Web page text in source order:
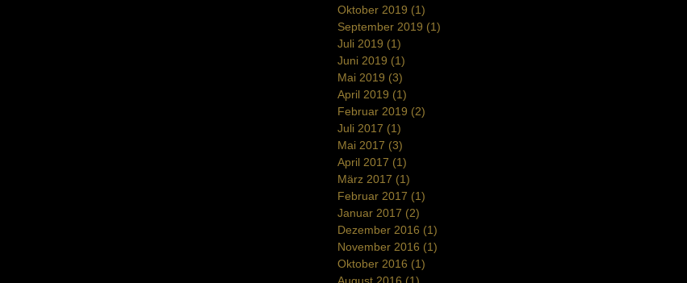
Oktober 2019 (1)
September 2019 (1)
Juli 2019 (1)
Juni 2019 (1)
Mai 2019 (3)
April 2019 (1)
Februar 2019 (2)
Juli 2017 (1)
Mai 2017 (3)
April 2017 (1)
März 2017 (1)
Februar 2017 (1)
Januar 2017 (2)
Dezember 2016 (1)
November 2016 (1)
Oktober 2016 (1)
August 2016 (1)